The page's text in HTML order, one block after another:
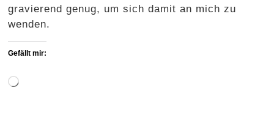
gravierend genug, um sich damit an mich zu
wenden.
Gefällt mir:
Wird